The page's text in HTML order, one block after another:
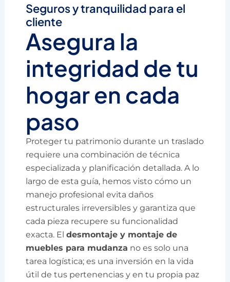
Seguros y tranquilidad para el
cliente
Asegura la
integridad de tu
hogar en cada
paso
Proteger tu patrimonio durante un traslado
requiere una combinación de técnica
especializada y planificación detallada. A lo
largo de esta guía, hemos visto cómo un
manejo profesional evita daños
estructurales irreversibles y garantiza que
cada pieza recupere su funcionalidad
exacta. Eldesmontaje y montaje de
muebles para mudanza no es solo una
tarea logística; es una inversión en la vida
útil de tus pertenencias y en tu propia paz